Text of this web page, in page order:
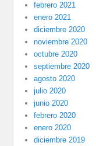
febrero 2021
enero 2021
diciembre 2020
noviembre 2020
octubre 2020
septiembre 2020
agosto 2020
julio 2020
junio 2020
febrero 2020
enero 2020
diciembre 2019